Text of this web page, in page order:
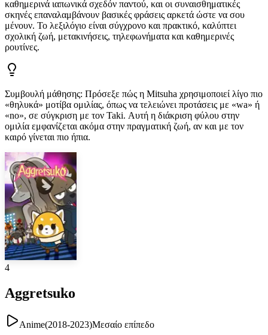
καθημερινά ιαπωνικά σχεδόν παντού, και οι συναισθηματικές
σκηνές επαναλαμβάνουν βασικές φράσεις αρκετά ώστε να σου
μένουν. Το λεξιλόγιο είναι σύγχρονο και πρακτικό, καλύπτει
σχολική ζωή, μετακινήσεις, τηλεφωνήματα και καθημερινές
ρουτίνες.
Συμβουλή μάθησης: Πρόσεξε πώς η Mitsuha χρησιμοποιεί λίγο πιο
«θηλυκά» μοτίβα ομιλίας, όπως να τελειώνει προτάσεις με «wa» ή
«no», σε σύγκριση με τον Taki. Αυτή η διάκριση φύλου στην
ομιλία εμφανίζεται ακόμα στην πραγματική ζωή, αν και με τον
καιρό γίνεται πιο ήπια.
4
Aggretsuko
Anime(2018-2023)Μεσαίο επίπεδο